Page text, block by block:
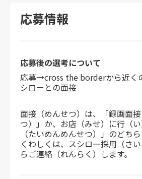
応募情報
応募後の選考について
応募→cross the borderから近く
シローとの面接
面接（めんせつ）は、「録画面
つ）」か、お店（みせ）に行（
（たいめんめんせつ）」のどちら
くわしくは、スシロー採用（さ
らご連絡（れんらく）します。